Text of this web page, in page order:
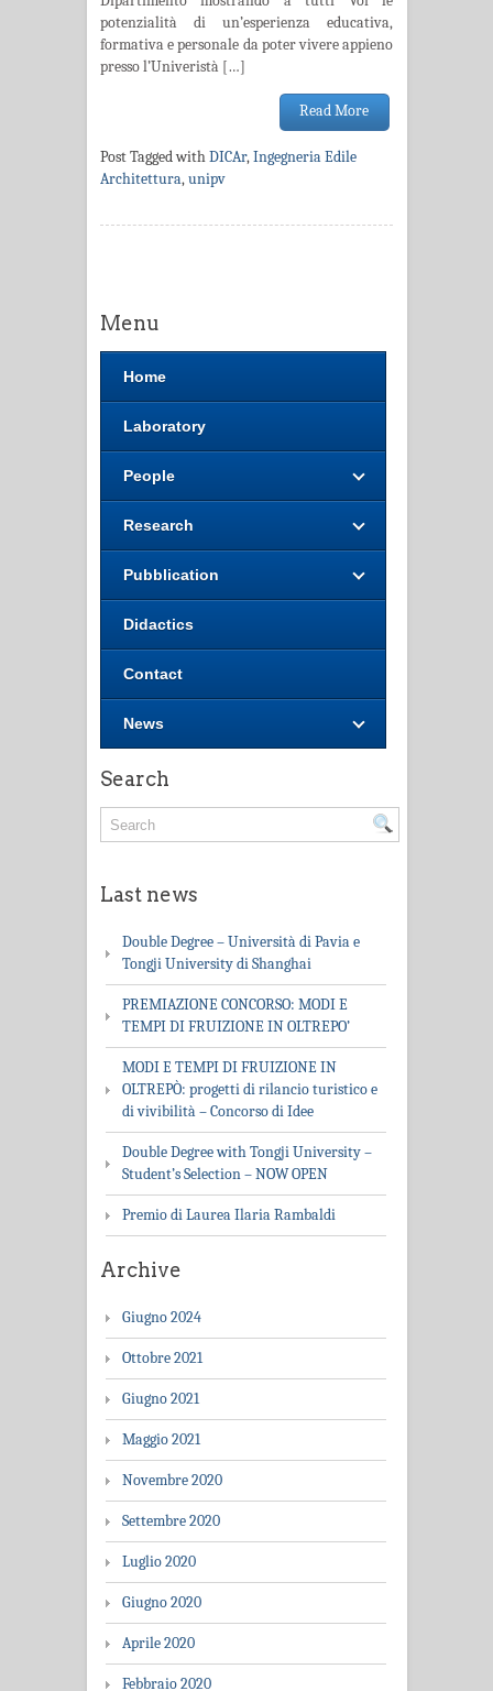
potenzialità di un’esperienza educativa,
formativa e personale da poter vivere appieno
presso l’Univeristà […]
Read More
Post Tagged withDICAr,Ingegneria Edile
Architettura,unipv
Menu
Home
Laboratory
People
Research
Pubblication
Didactics
Contact
News
Search
Last news
Double Degree – Università di Pavia e
Tongji University di Shanghai
PREMIAZIONE CONCORSO: MODI E
TEMPI DI FRUIZIONE IN OLTREPO’
MODI E TEMPI DI FRUIZIONE IN
OLTREPÒ: progetti di rilancio turistico e
di vivibilità – Concorso di Idee
Double Degree with Tongji University –
Student’s Selection – NOW OPEN
Premio di Laurea Ilaria Rambaldi
Archive
Giugno 2024
Ottobre 2021
Giugno 2021
Maggio 2021
Novembre 2020
Settembre 2020
Luglio 2020
Giugno 2020
Aprile 2020
Febbraio 2020